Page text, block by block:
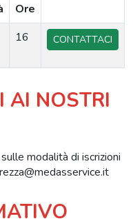
Ore
16 CONTATTACI
AI NOSTRI
modalità di iscrizioni